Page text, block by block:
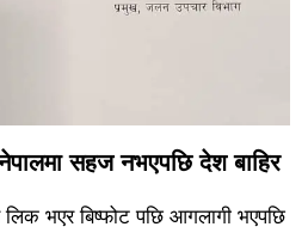
सहज नभएपछि देश बाहिर
भएर बिष्फोट पछि आगलागी भएपछि